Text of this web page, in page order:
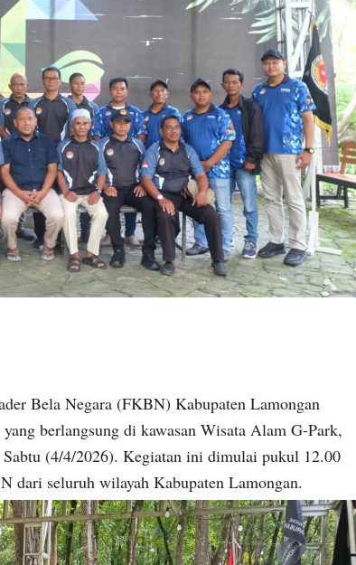
Bela Negara (FKBN) Kabupaten Lamongan
berlangsung di kawasan Wisata Alam G-Park,
(4/4/2026). Kegiatan ini dimulai pukul 12.00
seluruh wilayah Kabupaten Lamongan.